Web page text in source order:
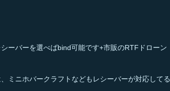
ーバーを選べばbind可能です+市販のRTFドローン
ミニホバークラフトなどもレシーバーが対応してる